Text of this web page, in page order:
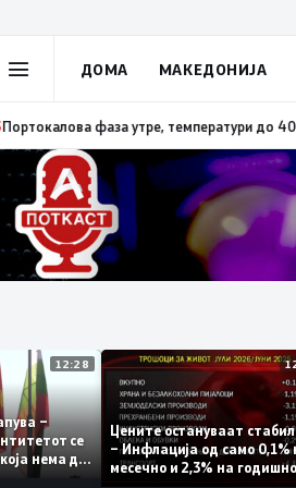
ДОМА МАКЕДОНИЈА
Давкова на Свечената академија по
12:28
–
се
која нема да
Цените остануваат
– Инфлација од само
месечно и 2,3% на